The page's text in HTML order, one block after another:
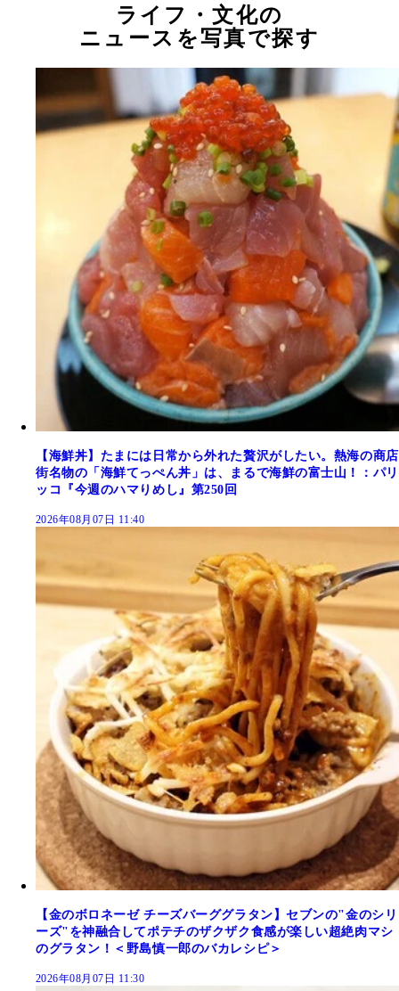
ライフ・文化の
ニュースを写真で探す
【海鮮丼】たまには日常から外れた贅沢がしたい。熱海の商店
街名物の「海鮮てっぺん丼」は、まるで海鮮の富士山！：パリ
ッコ『今週のハマりめし』第250回
2026年08月07日 11:40
【金のボロネーゼ チーズバーググラタン】セブンの"金のシリ
ーズ"を神融合してポテチのザクザク食感が楽しい超絶肉マシ
のグラタン！＜野島慎一郎のバカレシピ＞
2026年08月07日 11:30